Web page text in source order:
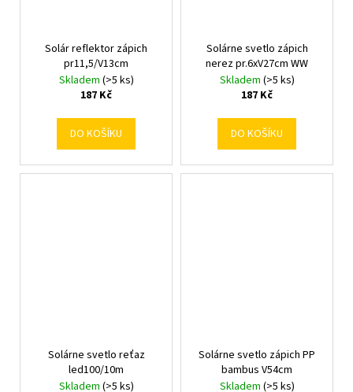
Solár reflektor zápich
pr11,5/V13cm
Skladem (>5 ks)
187 Kč
DO KOŠÍKU
Solárne svetlo zápich
nerez pr.6xV27cm WW
Skladem (>5 ks)
187 Kč
DO KOŠÍKU
Solárne svetlo reťaz
led100/10m
Skladem (>5 ks)
Solárne svetlo zápich PP
bambus V54cm
Skladem (>5 ks)